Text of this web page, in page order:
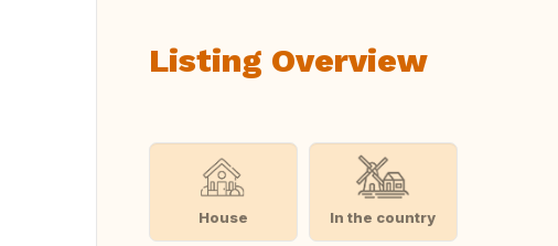
Listing Overview
House In the country